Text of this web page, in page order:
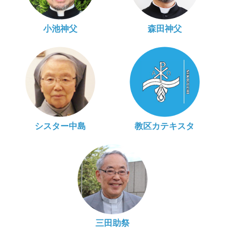
小池神父 森田神父
シスター中島 教区カテキスタ
三田助祭